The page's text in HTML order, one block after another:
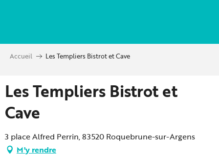
principal
Accueil Les Templiers Bistrot et Cave
Les Templiers Bistrot et
Cave
3 place Alfred Perrin, 83520 Roquebrune-sur-Argens
M'y rendre